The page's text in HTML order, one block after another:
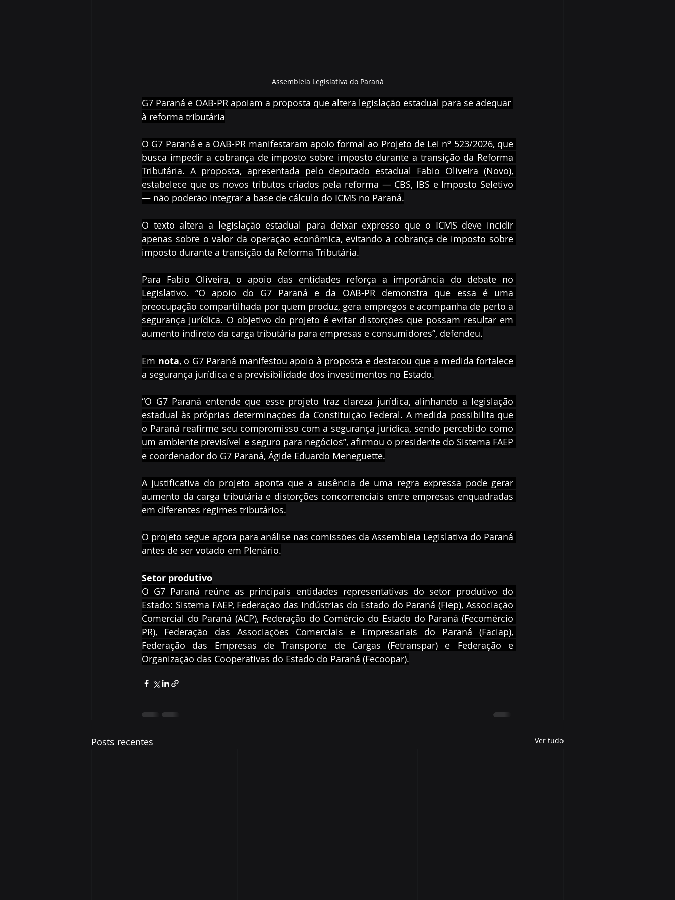
Assembleia Legislativa do Paraná
G7 Paraná e OAB-PR apoiam a proposta que altera legislação estadual para se adequar
à reforma tributária
O G7 Paraná e a OAB-PR manifestaram apoio formal ao Projeto de Lei nº 523/2026, que
busca impedir a cobrança de imposto sobre imposto durante a transição da Reforma
Tributária. A proposta, apresentada pelo deputado estadual Fabio Oliveira (Novo),
estabelece que os novos tributos criados pela reforma — CBS, IBS e Imposto Seletivo
— não poderão integrar a base de cálculo do ICMS no Paraná.
O texto altera a legislação estadual para deixar expresso que o ICMS deve incidir
apenas sobre o valor da operação econômica, evitando a cobrança de imposto sobre
imposto durante a transição da Reforma Tributária.
Para Fabio Oliveira, o apoio das entidades reforça a importância do debate no
Legislativo. “O apoio do G7 Paraná e da OAB-PR demonstra que essa é uma
preocupação compartilhada por quem produz, gera empregos e acompanha de perto a
segurança jurídica. O objetivo do projeto é evitar distorções que possam resultar em
aumento indireto da carga tributária para empresas e consumidores”, defendeu.
Em nota, o G7 Paraná manifestou apoio à proposta e destacou que a medida fortalece
a segurança jurídica e a previsibilidade dos investimentos no Estado.
“O G7 Paraná entende que esse projeto traz clareza jurídica, alinhando a legislação
estadual às próprias determinações da Constituição Federal. A medida possibilita que
o Paraná reafirme seu compromisso com a segurança jurídica, sendo percebido como
um ambiente previsível e seguro para negócios”, afirmou o presidente do Sistema FAEP
e coordenador do G7 Paraná, Ágide Eduardo Meneguette.
A justificativa do projeto aponta que a ausência de uma regra expressa pode gerar
aumento da carga tributária e distorções concorrenciais entre empresas enquadradas
em diferentes regimes tributários.
O projeto segue agora para análise nas comissões da Assembleia Legislativa do Paraná
antes de ser votado em Plenário.
Setor produtivo
O G7 Paraná reúne as principais entidades representativas do setor produtivo do
Estado: Sistema FAEP, Federação das Indústrias do Estado do Paraná (Fiep), Associação
Comercial do Paraná (ACP), Federação do Comércio do Estado do Paraná (Fecomércio
PR), Federação das Associações Comerciais e Empresariais do Paraná (Faciap),
Federação das Empresas de Transporte de Cargas (Fetranspar) e Federação e
Organização das Cooperativas do Estado do Paraná (Fecoopar).
Posts recentes Ver tudo